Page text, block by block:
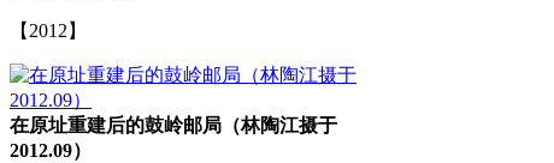
【2012】
在原址重建后的鼓岭邮局（林陶江摄于
2012.09）